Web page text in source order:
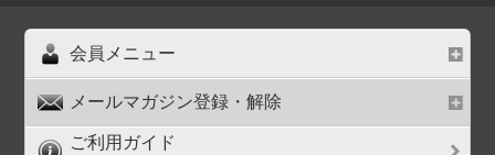
会員メニュー
メールマガジン登録・解除
ご利用ガイド